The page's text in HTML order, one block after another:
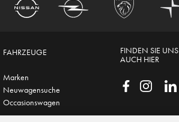
FAHRZEUGE
Marken
Neuwagensuche
Occasionswagen
FINDEN SIE UNS
AUCH HIER